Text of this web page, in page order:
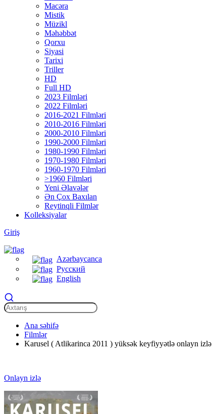
Macəra
Mistik
Müzikl
Məhəbbət
Qorxu
Siyasi
Tarixi
Triller
HD
Full HD
2023 Filmləri
2022 Filmləri
2016-2021 Filmləri
2010-2016 Filmləri
2000-2010 Filmləri
1990-2000 Filmləri
1980-1990 Filmləri
1970-1980 Filmləri
1960-1970 Filmləri
>1960 Filmləri
Yeni Əlavələr
Ən Çox Baxılan
Reytinqli Filmlər
Kolleksiyalar
Giriş
Azərbaycanca
Русский
English
Ana səhifə
Filmlər
Karusel ( Atlikarinca 2011 ) yüksək keyfiyyətlə onlayn izlə
Onlayn izlə